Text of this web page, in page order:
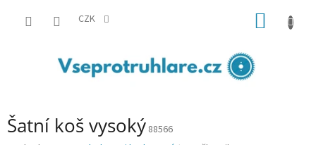
CZK
Šatní koš vysoký 88566